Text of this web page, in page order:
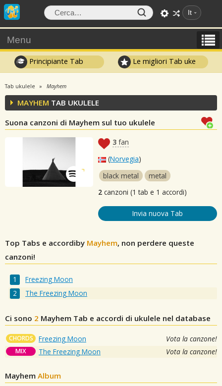
It
Menu
Principiante Tab Le migliori Tab uke
Tab ukulele Mayhem
MAYHEM TAB UKULELE
Suona canzoni di Mayhem sul tuo ukulele
3 fan
(Norvegia)
black metal
metal
2 canzoni (1 tab e 1 accordi)
Invia nuova Tab
Top Tabs e accordiby Mayhem, non perdere queste
canzoni!
Freezing Moon
The Freezing Moon
Ci sono 2 Mayhem Tab e accordi di ukulele nel database
CHORDS Freezing Moon Vota la canzone!
MIX The Freezing Moon Vota la canzone!
Mayhem Album